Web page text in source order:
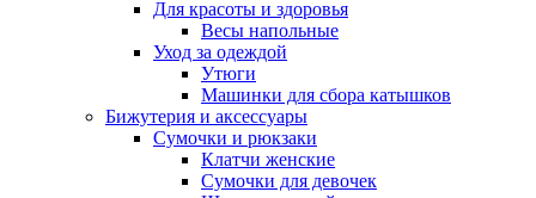
Для красоты и здоровья
Весы напольные
Уход за одеждой
Утюги
Машинки для сбора катышков
Бижутерия и аксессуары
Сумочки и рюкзаки
Клатчи женские
Сумочки для девочек